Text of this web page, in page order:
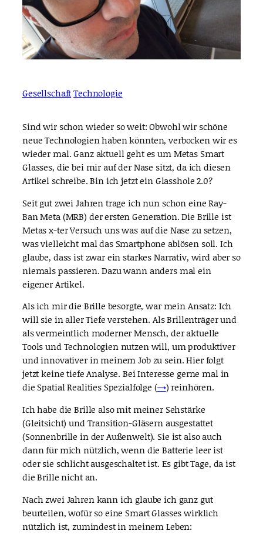
GesellschaftTechnologie
Sind wir schon wieder so weit: Obwohl wir schöne
neue Technologien haben könnten, verbocken wir es
wieder mal. Ganz aktuell geht es um Metas Smart
Glasses, die bei mir auf der Nase sitzt, da ich diesen
Artikel schreibe. Bin ich jetzt ein Glasshole 2.0?
Seit gut zwei Jahren trage ich nun schon eine Ray-
Ban Meta (MRB) der ersten Generation. Die Brille ist
Metas x-ter Versuch uns was auf die Nase zu setzen,
was vielleicht mal das Smartphone ablösen soll. Ich
glaube, dass ist zwar ein starkes Narrativ, wird aber so
niemals passieren. Dazu wann anders mal ein
eigener Artikel.
Als ich mir die Brille besorgte, war mein Ansatz: Ich
will sie in aller Tiefe verstehen. Als Brillenträger und
als vermeintlich moderner Mensch, der aktuelle
Tools und Technologien nutzen will, um produktiver
und innovativer in meinem Job zu sein. Hier folgt
jetzt keine tiefe Analyse. Bei Interesse gerne mal in
die Spatial Realities Spezialfolge (→) reinhören.
Ich habe die Brille also mit meiner Sehstärke
(Gleitsicht) und Transition-Gläsern ausgestattet
(Sonnenbrille in der Außenwelt). Sie ist also auch
dann für mich nützlich, wenn die Batterie leer ist
oder sie schlicht ausgeschaltet ist. Es gibt Tage, da ist
die Brille nicht an.
Nach zwei Jahren kann ich glaube ich ganz gut
beurteilen, wofür so eine Smart Glasses wirklich
nützlich ist, zumindest in meinem Leben: